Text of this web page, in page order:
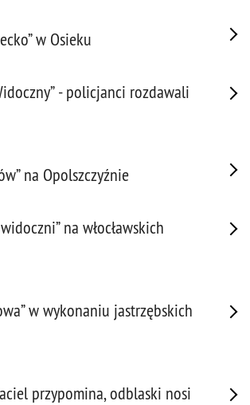
w Osieku
- policjanci rozdawali
na Opolszczyźnie
na włocławskich
w wykonaniu jastrzębskich
przypomina, odblaski nosi